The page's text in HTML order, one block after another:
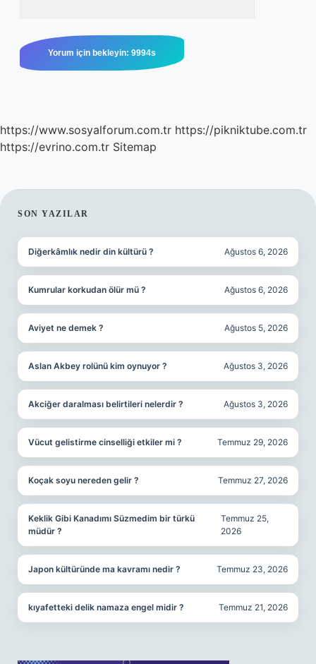
https://www.sosyalforum.com.tr https://pikniktube.com.tr
https://evrino.com.tr Sitemap
SIDEBAR
SON YAZILAR
Diğerkâmlık nedir din kültürü ? Ağustos 6, 2026
Kumrular korkudan ölür mü ? Ağustos 6, 2026
Aviyet ne demek ? Ağustos 5, 2026
Aslan Akbey rolünü kim oynuyor ? Ağustos 3, 2026
Akciğer daralması belirtileri nelerdir ? Ağustos 3, 2026
Vücut gelistirme cinselliği etkiler mi ? Temmuz 29, 2026
Koçak soyu nereden gelir ? Temmuz 27, 2026
Keklik Gibi Kanadımı Süzmedim bir türkü
müdür ?
Temmuz 25,
2026
Japon kültüründe ma kavramı nedir ? Temmuz 23, 2026
kıyafetteki delik namaza engel midir ? Temmuz 21, 2026